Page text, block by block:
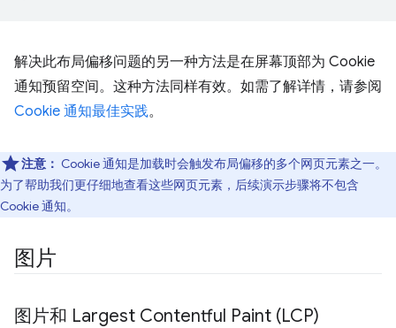
解决此布局偏移问题的另一种方法是在屏幕顶部为 Cookie
通知预留空间。这种方法同样有效。如需了解详情，请参阅
Cookie 通知最佳实践。
注意： Cookie 通知是加载时会触发布局偏移的多个网页元素之一。
为了帮助我们更仔细地查看这些网页元素，后续演示步骤将不包含
Cookie 通知。
图片
图片和 Largest Contentful Paint (LCP)